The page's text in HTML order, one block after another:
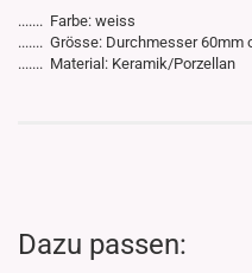
....... Farbe: weiss
....... Grösse: Durchmesser 60mm
....... Material: Keramik/Porzellan
Dazu passen: